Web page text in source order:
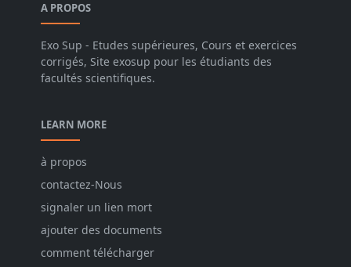
A PROPOS
Exo Sup - Etudes supérieures, Cours et exercices
corrigés, Site exosup pour les étudiants des
facultés scientifiques.
LEARN MORE
à propos
contactez-Nous
signaler un lien mort
ajouter des documents
comment télécharger